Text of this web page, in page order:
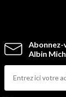
Abonnez-
Albin